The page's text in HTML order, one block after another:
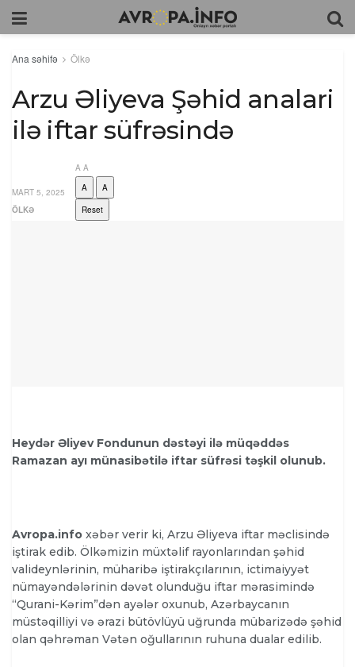
Ana səhifə Ölkə
Arzu Əliyeva Şəhid analari
ilə iftar süfrəsində
MART 5, 2025
ÖLKƏ
A A
A
A
Reset
Heydər Əliyev Fondunun dəstəyi ilə müqəddəs
Ramazan ayı münasibətilə iftar süfrəsi təşkil olunub.
Avropa.info xəbər verir ki, Arzu Əliyeva iftar məclisində
iştirak edib. Ölkəmizin müxtəlif rayonlarından şəhid
valideynlərinin, müharibə iştirakçılarının, ictimaiyyət
nümayəndələrinin dəvət olunduğu iftar mərasimində
“Qurani-Kərim”dən ayələr oxunub, Azərbaycanın
müstəqilliyi və ərazi bütövlüyü uğrunda mübarizədə şəhid
olan qəhrəman Vətən oğullarının ruhuna dualar edilib.